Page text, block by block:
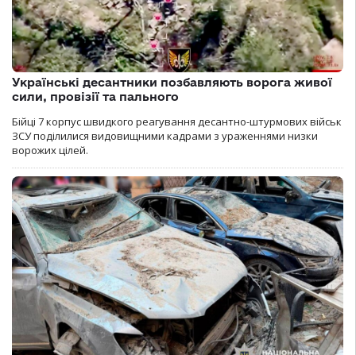
Українські десантники позбавляють ворога живої
сили, провізії та пального
Бійці 7 корпус швидкого реагування десантно-штурмових військ
ЗСУ поділилися видовищними кадрами з ураженнями низки
ворожих цілей.